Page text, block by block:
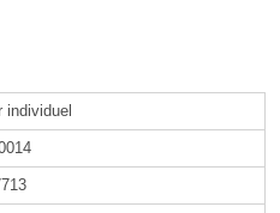
individuel